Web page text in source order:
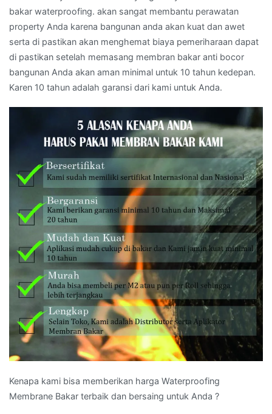
bakar waterproofing. akan sangat membantu perawatan
property Anda karena bangunan anda akan kuat dan awet
serta di pastikan akan menghemat biaya pemeriharaan dapat
di pastikan setelah memasang membran bakar anti bocor
bangunan Anda akan aman minimal untuk 10 tahun kedepan.
Karen 10 tahun adalah garansi dari kami untuk Anda.
Kenapa kami bisa memberikan harga Waterproofing
Membrane Bakar terbaik dan bersaing untuk Anda ?